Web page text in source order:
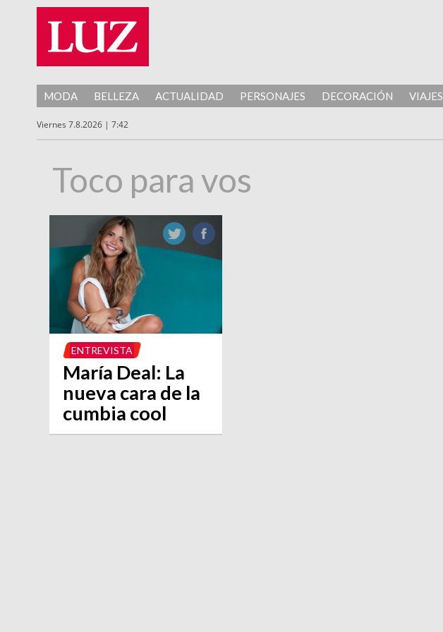
MODA BELLEZA ACTUALIDAD PERSONAJES DECORACIÓN VIAJES
Viernes 7.8.2026 | 7:42
Toco para vos
ENTREVISTA
María Deal: La
nueva cara de la
cumbia cool